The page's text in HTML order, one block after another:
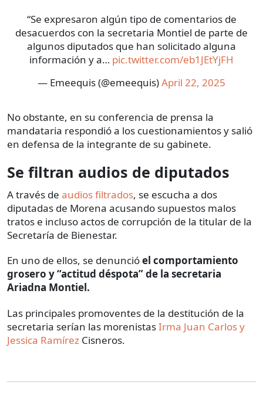
“Se expresaron algún tipo de comentarios de
desacuerdos con la secretaria Montiel de parte de
algunos diputados que han solicitado alguna
información y a… pic.twitter.com/eb1JEtYjFH
— Emeequis (@emeequis)April 22, 2025
No obstante, en su conferencia de prensa la
mandataria respondió a los cuestionamientos y salió
en defensa de la integrante de su gabinete.
Se filtran audios de diputados
A través de audios filtrados, se escucha a dos
diputadas de Morena acusando supuestos malos
tratos e incluso actos de corrupción de la titular de la
Secretaría de Bienestar.
En uno de ellos, se denuncióel comportamiento
grosero y “actitud déspota” de la secretaria
Ariadna Montiel.
Las principales promoventes de la destitución de la
secretaria serían las morenistasIrma Juan Carlos y
Jessica Ramírez Cisneros.